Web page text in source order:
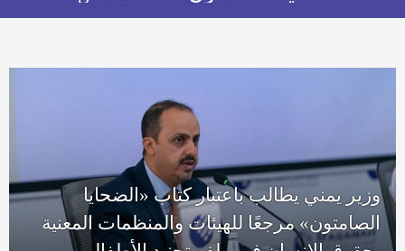
وزير يمني يطالب باعتبار كتاب «الضحايا
الصامتون» مرجعًا للهيئات والمنظمات المعنية